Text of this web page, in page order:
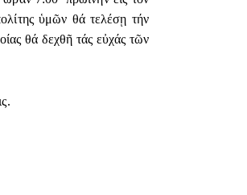
ὑμῶν θά τελέσῃ τήν
θά δεχθῆ τάς εὐχάς τῶν